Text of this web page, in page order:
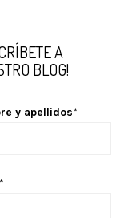
A
BLOG!
y apellidos*